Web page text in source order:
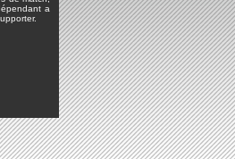
a